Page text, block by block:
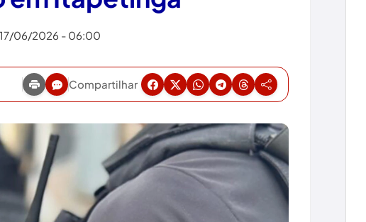
06/2026 - 06:00
Compartilhar